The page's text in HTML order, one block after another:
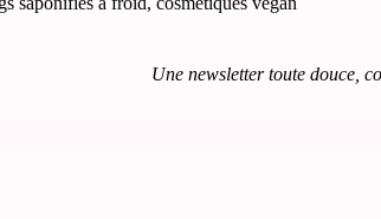
Une newsletter toute douce,